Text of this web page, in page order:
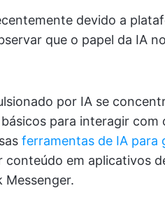
devido a
que o papel da IA
por IA se
para interagir com
ferramentas de IA para
conteúdo em aplicativos
Messenger.